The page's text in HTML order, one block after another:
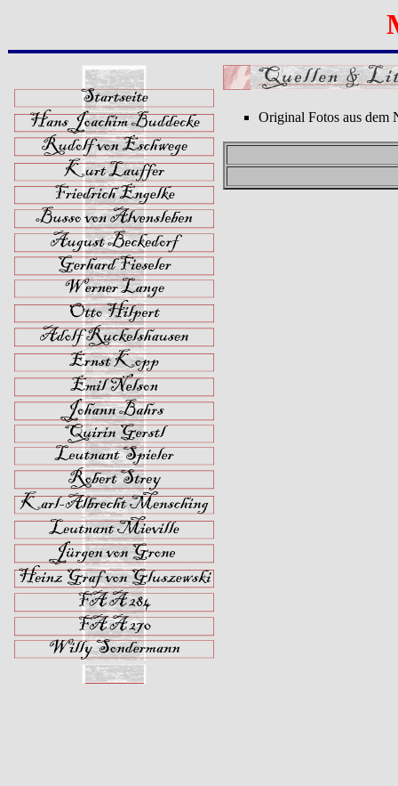
Original Fotos aus dem